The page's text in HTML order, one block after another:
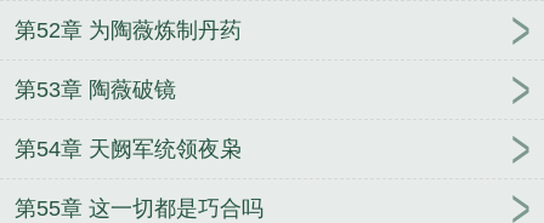
第52章 为陶薇炼制丹药
第53章 陶薇破镜
第54章 天阙军统领夜枭
第55章 这一切都是巧合吗